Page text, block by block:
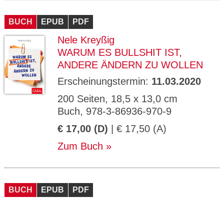
BUCH EPUB PDF
Nele Kreyßig
WARUM ES BULLSHIT IST,
ANDERE ÄNDERN ZU WOLLEN
Erscheinungstermin: 11.03.2020
200 Seiten, 18,5 x 13,0 cm
Buch, 978-3-86936-970-9
€ 17,00 (D) | € 17,50 (A)
Zum Buch
BUCH EPUB PDF